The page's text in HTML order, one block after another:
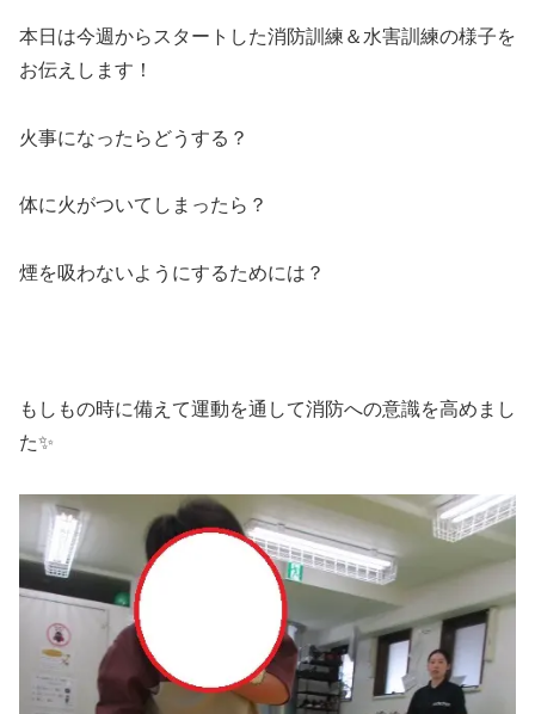
本日は今週からスタートした消防訓練＆水害訓練の様子を
お伝えします！
火事になったらどうする？
体に火がついてしまったら？
煙を吸わないようにするためには？
もしもの時に備えて運動を通して消防への意識を高めまし
た✨